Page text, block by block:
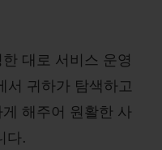
대로 서비스 운영
서 귀하가 탐색하고
해주어 원활한 사
다.